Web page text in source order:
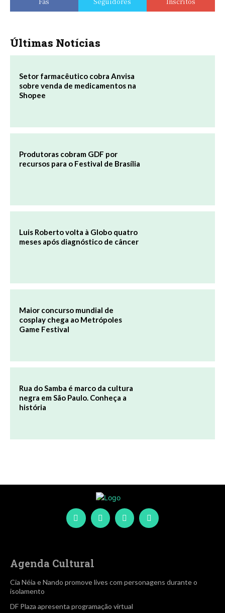
Últimas Notícias
Setor farmacêutico cobra Anvisa
sobre venda de medicamentos na
Shopee
Produtoras cobram GDF por
recursos para o Festival de Brasília
Luis Roberto volta à Globo quatro
meses após diagnóstico de câncer
Maior concurso mundial de
cosplay chega ao Metrópoles
Game Festival
Rua do Samba é marco da cultura
negra em São Paulo. Conheça a
história
Agenda Cultural
Cia Néia e Nando promove lives com personagens durante o
isolamento
DF Plaza apresenta programação virtual